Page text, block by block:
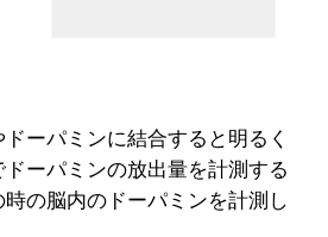
ーパミンに結合すると明るく
ーパミンの放出量を計測する
の脳内のドーパミンを計測し